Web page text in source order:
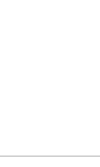
サプリメントがわ
れだと思います
ね♪